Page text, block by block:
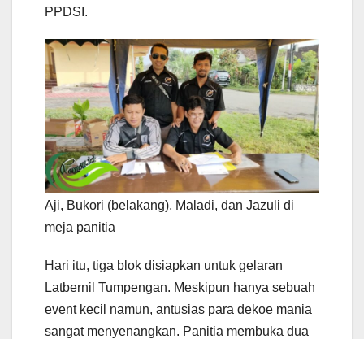
PPDSI.
Aji, Bukori (belakang), Maladi, dan Jazuli di
meja panitia
Hari itu, tiga blok disiapkan untuk gelaran
Latbernil Tumpengan. Meskipun hanya sebuah
event kecil namun, antusias para dekoe mania
sangat menyenangkan. Panitia membuka dua